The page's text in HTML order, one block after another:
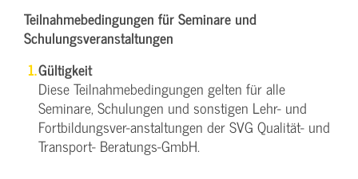
Teilnahmebedingungen für Seminare und
Schulungsveranstaltungen
Gültigkeit
Diese Teilnahmebedingungen gelten für alle
Seminare, Schulungen und sonstigen Lehr- und
Fortbildungsver-anstaltungen der SVG Qualität- und
Transport- Beratungs-GmbH.